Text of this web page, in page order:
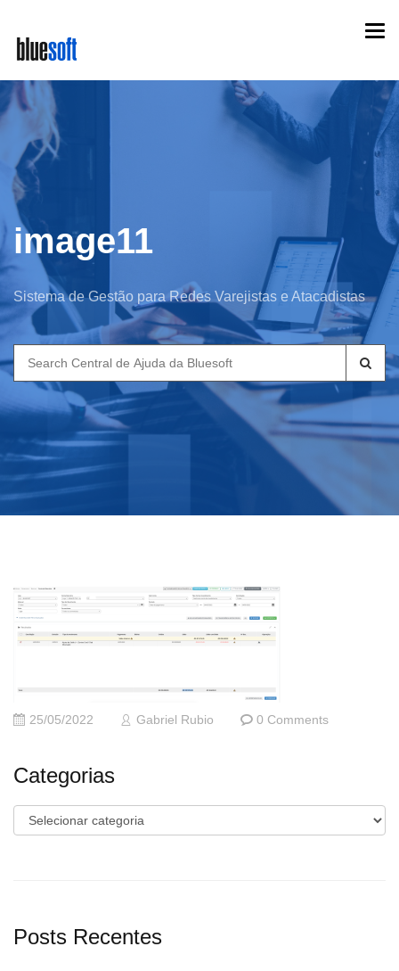
main
content
image11
Sistema de Gestão para Redes Varejistas e Atacadistas
Search
for:
25/05/2022 Gabriel Rubio 0 Comments
Categorias
Categorias
Posts Recentes